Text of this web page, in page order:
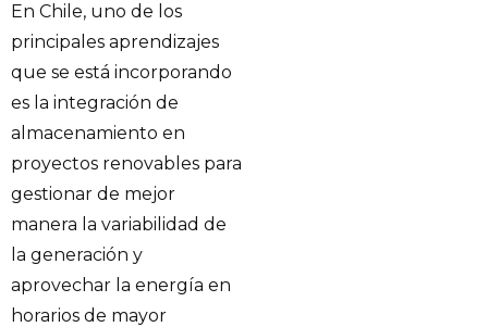
En Chile, uno de los
principales aprendizajes
que se está incorporando
es la integración de
almacenamiento en
proyectos renovables para
gestionar de mejor
manera la variabilidad de
la generación y
aprovechar la energía en
horarios de mayor